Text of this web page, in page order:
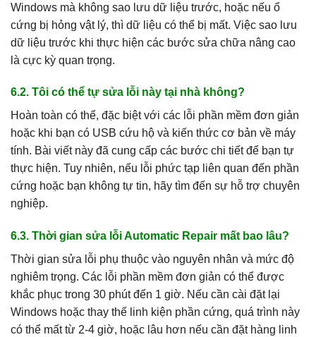
Windows mà không sao lưu dữ liệu trước, hoặc nếu ổ
cứng bị hỏng vật lý, thì dữ liệu có thể bị mất. Việc sao lưu
dữ liệu trước khi thực hiện các bước sửa chữa nâng cao
là cực kỳ quan trọng.
6.2. Tôi có thể tự sửa lỗi này tại nhà không?
Hoàn toàn có thể, đặc biệt với các lỗi phần mềm đơn giản
hoặc khi bạn có USB cứu hộ và kiến thức cơ bản về máy
tính. Bài viết này đã cung cấp các bước chi tiết để bạn tự
thực hiện. Tuy nhiên, nếu lỗi phức tạp liên quan đến phần
cứng hoặc bạn không tự tin, hãy tìm đến sự hỗ trợ chuyên
nghiệp.
6.3. Thời gian sửa lỗi Automatic Repair mất bao lâu?
Thời gian sửa lỗi phụ thuộc vào nguyên nhân và mức độ
nghiêm trọng. Các lỗi phần mềm đơn giản có thể được
khắc phục trong 30 phút đến 1 giờ. Nếu cần cài đặt lại
Windows hoặc thay thế linh kiện phần cứng, quá trình này
có thể mất từ 2-4 giờ, hoặc lâu hơn nếu cần đặt hàng linh